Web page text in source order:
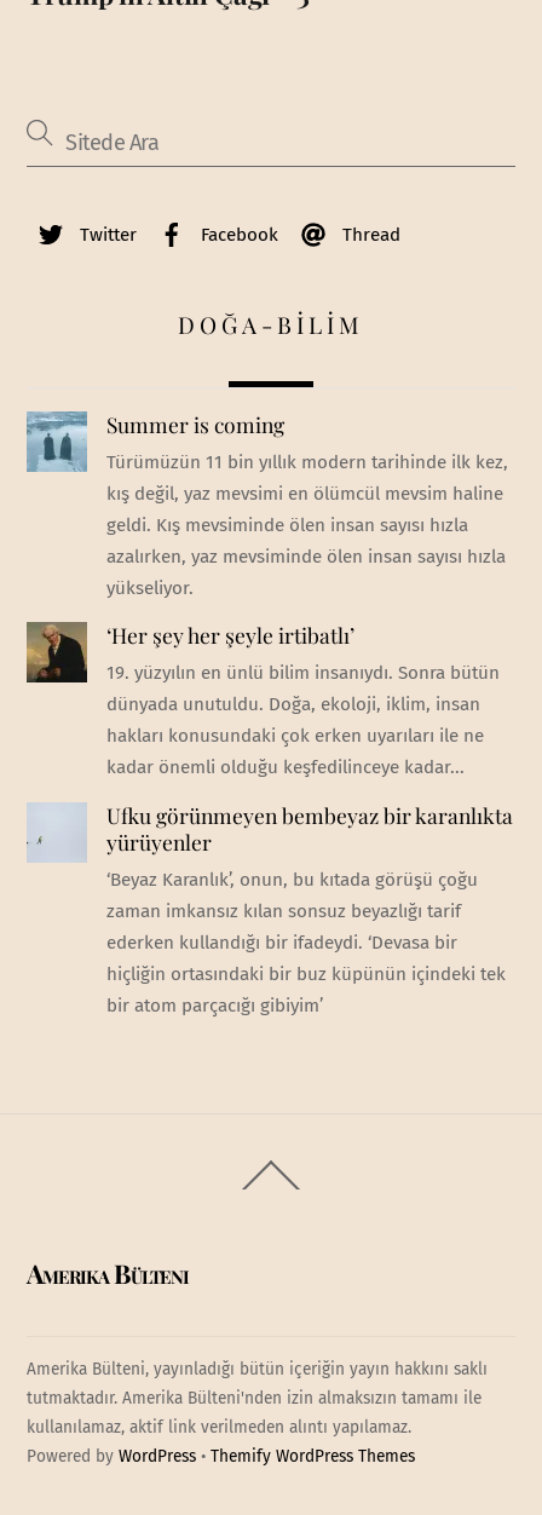
Twitter Facebook Thread
DOĞA-BİLİM
Summer is coming
Türümüzün 11 bin yıllık modern tarihinde ilk kez,
kış değil, yaz mevsimi en ölümcül mevsim haline
geldi. Kış mevsiminde ölen insan sayısı hızla
azalırken, yaz mevsiminde ölen insan sayısı hızla
yükseliyor.
‘Her şey her şeyle irtibatlı’
19. yüzyılın en ünlü bilim insanıydı. Sonra bütün
dünyada unutuldu. Doğa, ekoloji, iklim, insan
hakları konusundaki çok erken uyarıları ile ne
kadar önemli olduğu keşfedilinceye kadar...
Ufku görünmeyen bembeyaz bir karanlıkta
yürüyenler
‘Beyaz Karanlık’, onun, bu kıtada görüşü çoğu
zaman imkansız kılan sonsuz beyazlığı tarif
ederken kullandığı bir ifadeydi. ‘Devasa bir
hiçliğin ortasındaki bir buz küpünün içindeki tek
bir atom parçacığı gibiyim’
To
Amerika Bülteni
Amerika Bülteni, yayınladığı bütün içeriğin yayın hakkını saklı
tutmaktadır. Amerika Bülteni'nden izin almaksızın tamamı ile
kullanılamaz, aktif link verilmeden alıntı yapılamaz.
Powered byWordPress •Themify WordPress Themes